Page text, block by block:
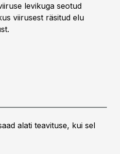
levikuga seotud
viirusest räsitud elu
alati teavituse, kui sel